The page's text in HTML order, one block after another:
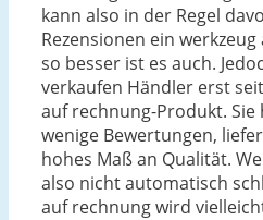
kann also in der Regel
Rezensionen ein
so besser ist es auch.
verkaufen Händler erst
auf rechnung-Produkt. Sie
wenige Bewertungen,
hohes Maß an Qualität.
also nicht automatisch
auf rechnung wird